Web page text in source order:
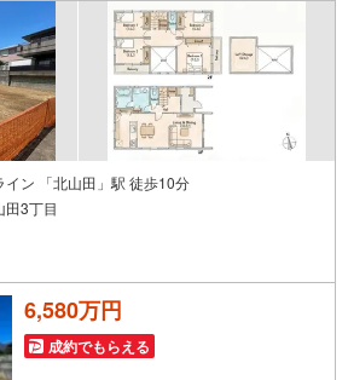
ン 「北山田」駅 徒歩10分
田3丁目
6,580万円
成約でもらえる